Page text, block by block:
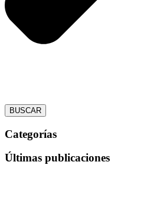
BUSCAR
Categorías
Últimas publicaciones